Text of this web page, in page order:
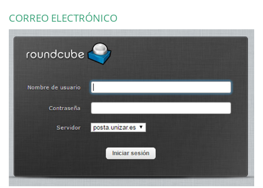
CORREO ELECTRÓNICO